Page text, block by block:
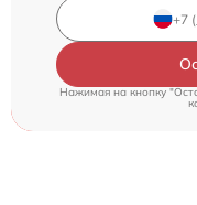
Нажимая на кнопку